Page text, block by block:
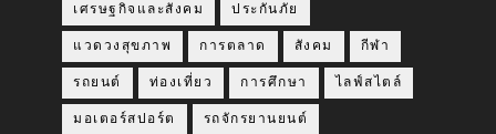
เศรษฐกิจและสังคม ประกันภัย
แวดวงสุขภาพ การตลาด สังคม กีฬา
รถยนต์ ท่องเที่ยว การศึกษา ไลฟ์สไตล์
มอเตอร์สปอร์ต รถจักรยานยนต์